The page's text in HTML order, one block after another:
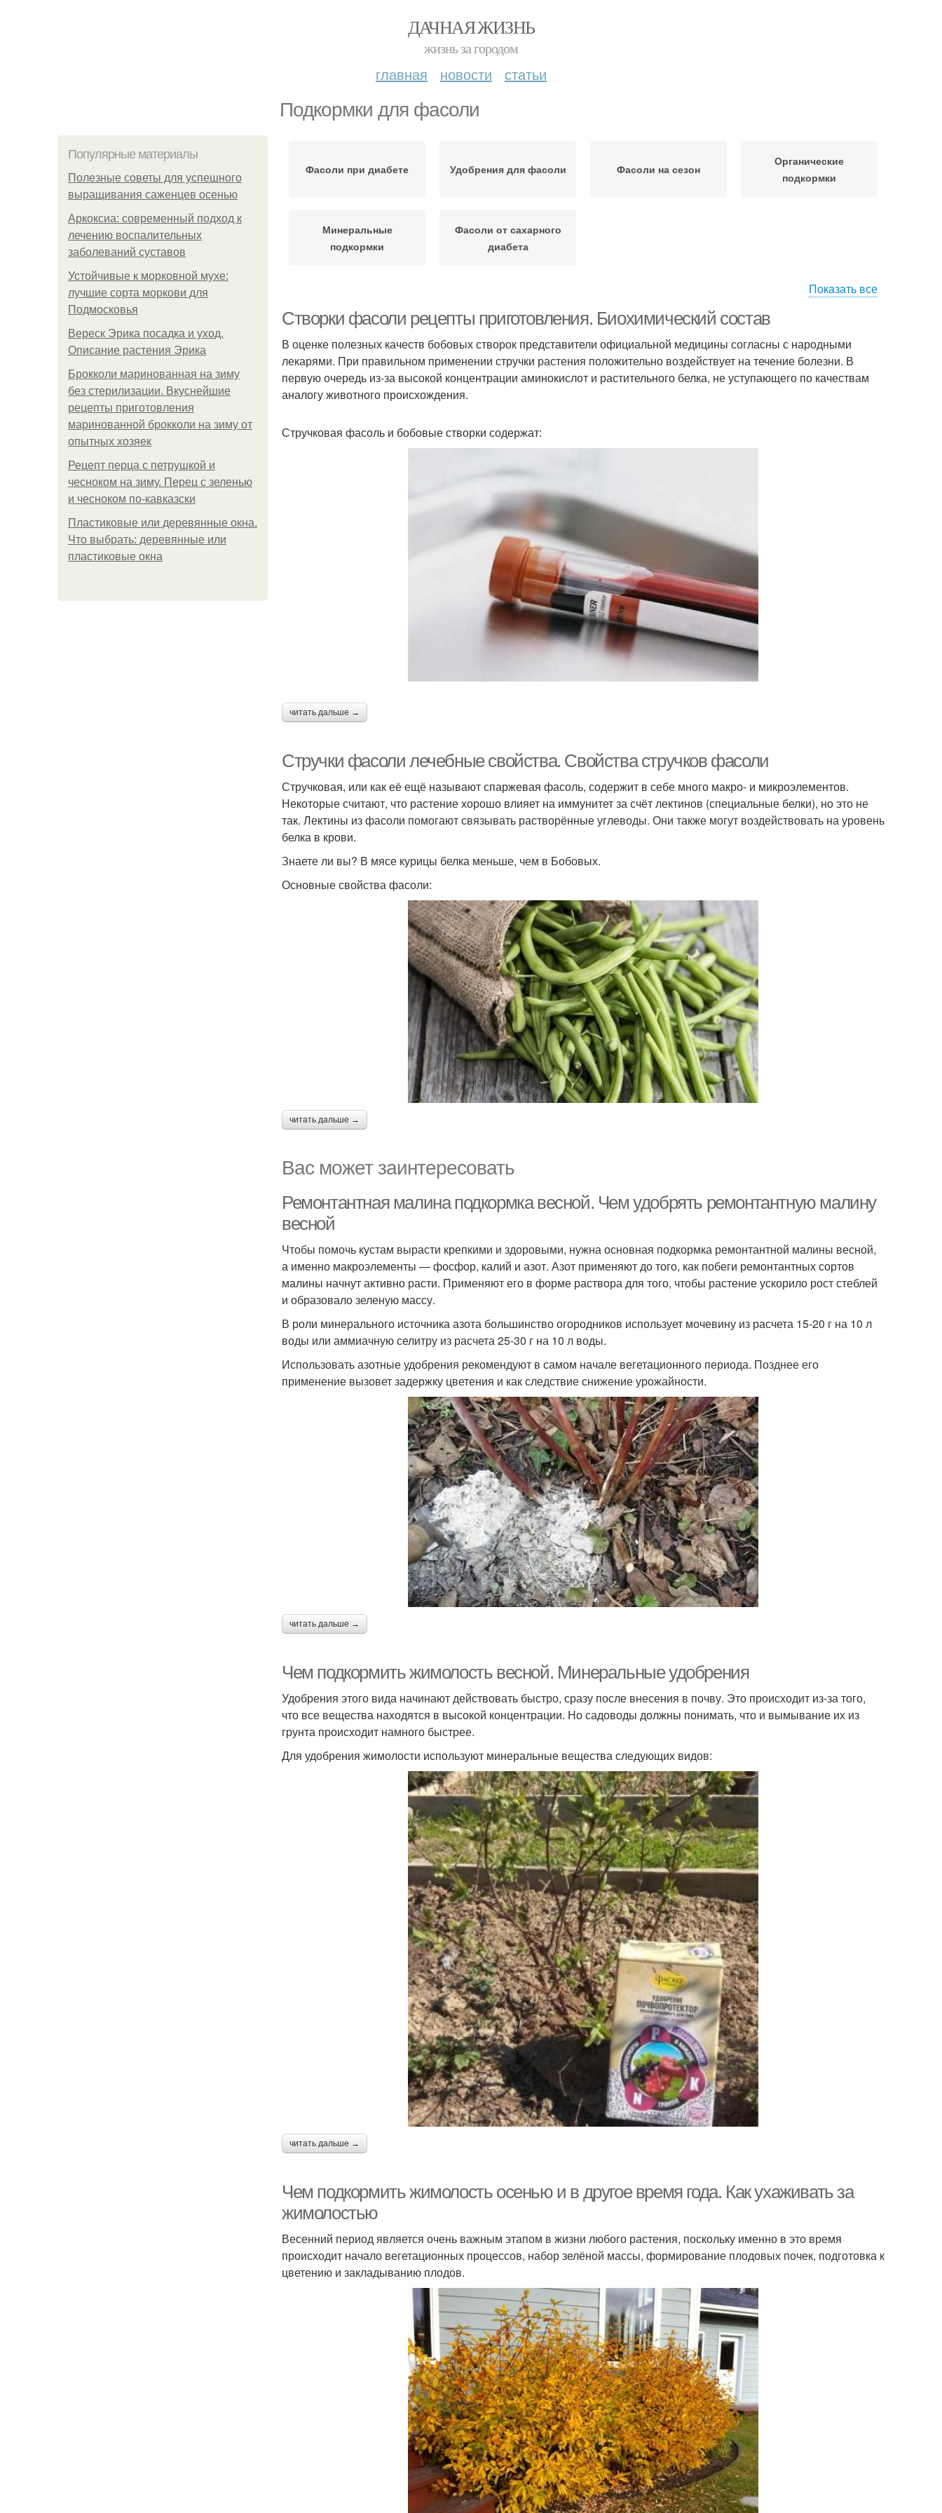
ДАЧНАЯ ЖИЗНЬ
жизнь за городом
главная новости статьи
Подкормки для фасоли
Популярные материалы
Полезные советы для успешного
выращивания саженцев осенью
Аркоксиа: современный подход к
лечению воспалительных
заболеваний суставов
Устойчивые к морковной мухе:
лучшие сорта моркови для
Подмосковья
Вереск Эрика посадка и уход.
Описание растения Эрика
Брокколи маринованная на зиму
без стерилизации. Вкуснейшие
рецепты приготовления
маринованной брокколи на зиму от
опытных хозяек
Рецепт перца с петрушкой и
чесноком на зиму. Перец с зеленью
и чесноком по-кавказски
Пластиковые или деревянные окна.
Что выбрать: деревянные или
пластиковые окна
Фасоли при диабете Удобрения для фасоли Фасоли на сезон
Органические
подкормки
Минеральные
подкормки
Фасоли от сахарного
диабета
Показать все
Створки фасоли рецепты приготовления. Биохимический состав
В оценке полезных качеств бобовых створок представители официальной медицины согласны с народными
лекарями. При правильном применении стручки растения положительно воздействует на течение болезни. В
первую очередь из-за высокой концентрации аминокислот и растительного белка, не уступающего по качествам
аналогу животного происхождения.
Стручковая фасоль и бобовые створки содержат:
читать дальше →
Стручки фасоли лечебные свойства. Свойства стручков фасоли
Стручковая, или как её ещё называют спаржевая фасоль, содержит в себе много макро- и микроэлементов.
Некоторые считают, что растение хорошо влияет на иммунитет за счёт лектинов (специальные белки), но это не
так. Лектины из фасоли помогают связывать растворённые углеводы. Они также могут воздействовать на уровень
белка в крови.
Знаете ли вы? В мясе курицы белка меньше, чем в Бобовых.
Основные свойства фасоли:
читать дальше →
Вас может заинтересовать
Ремонтантная малина подкормка весной. Чем удобрять ремонтантную малину
весной
Чтобы помочь кустам вырасти крепкими и здоровыми, нужна основная подкормка ремонтантной малины весной,
а именно макроэлементы — фосфор, калий и азот. Азот применяют до того, как побеги ремонтантных сортов
малины начнут активно расти. Применяют его в форме раствора для того, чтобы растение ускорило рост стеблей
и образовало зеленую массу.
В роли минерального источника азота большинство огородников использует мочевину из расчета 15-20 г на 10 л
воды или аммиачную селитру из расчета 25-30 г на 10 л воды.
Использовать азотные удобрения рекомендуют в самом начале вегетационного периода. Позднее его
применение вызовет задержку цветения и как следствие снижение урожайности.
читать дальше →
Чем подкормить жимолость весной. Минеральные удобрения
Удобрения этого вида начинают действовать быстро, сразу после внесения в почву. Это происходит из-за того,
что все вещества находятся в высокой концентрации. Но садоводы должны понимать, что и вымывание их из
грунта происходит намного быстрее.
Для удобрения жимолости используют минеральные вещества следующих видов:
читать дальше →
Чем подкормить жимолость осенью и в другое время года. Как ухаживать за
жимолостью
Весенний период является очень важным этапом в жизни любого растения, поскольку именно в это время
происходит начало вегетационных процессов, набор зелёной массы, формирование плодовых почек, подготовка к
цветению и закладыванию плодов.